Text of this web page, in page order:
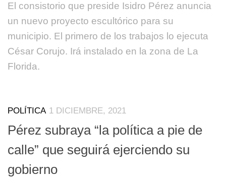
El consistorio que preside Isidro Pérez anuncia
un nuevo proyecto escultórico para su
municipio. El primero de los trabajos lo ejecuta
César Corujo. Irá instalado en la zona de La
Florida.
POLÍTICA 1 DICIEMBRE, 2021
Pérez subraya “la política a pie de
calle” que seguirá ejerciendo su
gobierno